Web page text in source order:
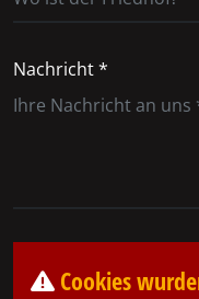
Nachricht *
Cookies